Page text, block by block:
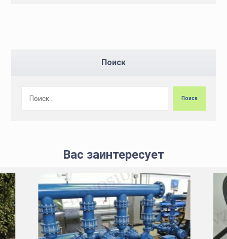
Поиск
Поиск
Вас заинтересует